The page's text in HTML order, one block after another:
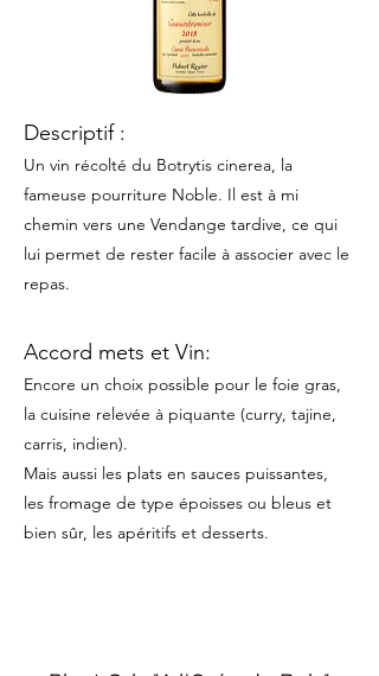
Descriptif :
Un vin récolté du Botrytis cinerea, la
fameuse pourriture Noble. Il est à mi
chemin vers une Vendange tardive, ce qui
lui permet de rester facile à associer avec le
repas.
Accord mets et Vin:
Encore un choix possible pour le foie gras,
la cuisine relevée à piquante (curry, tajine,
carris, indien).
Mais aussi les plats en sauces puissantes,
les fromage de type époisses ou bleus et
bien sûr, les apéritifs et desserts.